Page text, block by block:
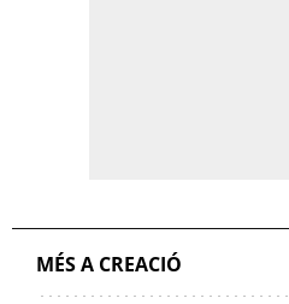
MÉS A CREACIÓ